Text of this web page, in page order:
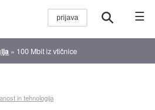
☰
» 100 Mbit iz vtičnice
in tehnologija